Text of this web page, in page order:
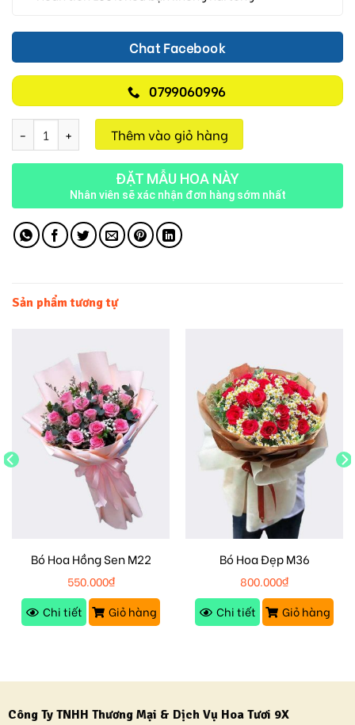
Chat Facebook
0799060996
Hoa Tươi M713 số lượngThêm vào giỏ hàng
ĐẶT MẪU HOA NÀY
Nhân viên sẽ xác nhận đơn hàng sớm nhất
Sản phẩm tương tự
Bó Hoa Hồng Sen M22
550.000₫
Chi tiết
Giỏ hàng
Bó Hoa Đẹp M36
800.000₫
Chi tiết
Giỏ hàng
Công Ty TNHH Thương Mại & Dịch Vụ Hoa Tươi 9X